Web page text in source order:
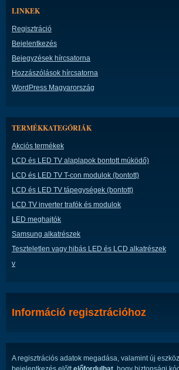
LINKEK
Regisztráció
Bejelentkezés
Bejegyzések hírcsatorna
Hozzászólások hírcsatorna
WordPress Magyarország
TERMÉKKATEGÓRIÁK
Akciós termékek
LCD és LED TV alaplapok bontott múködő)
LCD és LED TV T-con modulok (bontott)
LCD és LED TV tápegységek (bontott)
LCD TV inverter trafók és modulok
LED meghajtók
Samsung alkatrészek
Teszteletlen vagy hibás LED és LCD alkatrészek
v
Információ regisztrációhoz
A regisztrációs adatok megadása, valamint új